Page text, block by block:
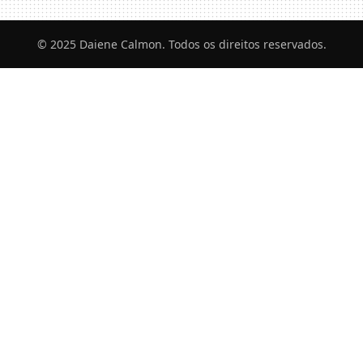
© 2025 Daiene Calmon. Todos os direitos reservados.